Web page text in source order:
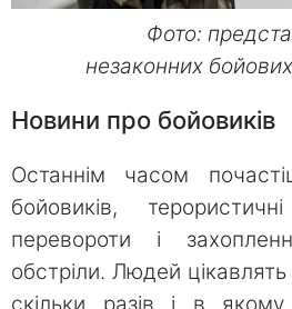
Фото:
незаконних
Новини про бойовиків
Останнім часом
бойовиків,
перевороти і
обстріли. Людей
скільки разів і в